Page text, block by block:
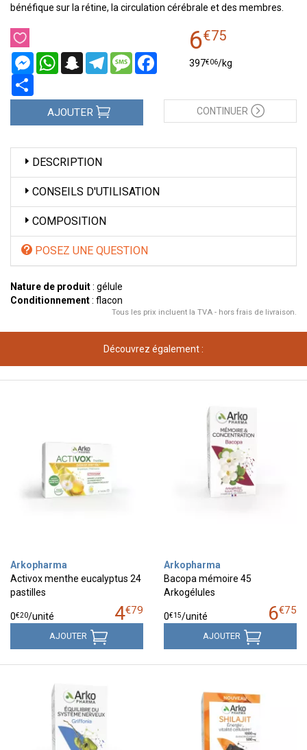
bénéfique sur la rétine, la circulation cérébrale et des membres.
MessengerWhatsAppSnapchatTelegramMessageFacebook
6€75
397€06/kg
AJOUTER CONTINUER
DESCRIPTION
CONSEILS D'UTILISATION
COMPOSITION
POSEZ UNE QUESTION
Nature de produit: gélule
Conditionnement: flacon
Tous les prix incluent la TVA - hors frais de livraison.
Découvrez également :
Arkopharma
Activox menthe eucalyptus 24
pastilles
4€79
0€20/unité
AJOUTER
Arkopharma
Bacopa mémoire 45
Arkogélules
6€75
0€15/unité
AJOUTER